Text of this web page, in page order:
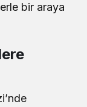
bir araya